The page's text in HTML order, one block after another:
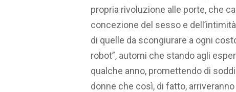
propria rivoluzione alle porte, che
concezione del sesso e
di quelle da scongiurare a ogni
robot”, automi che stando agli
qualche anno, promettendo di
donne che così, di fatto,